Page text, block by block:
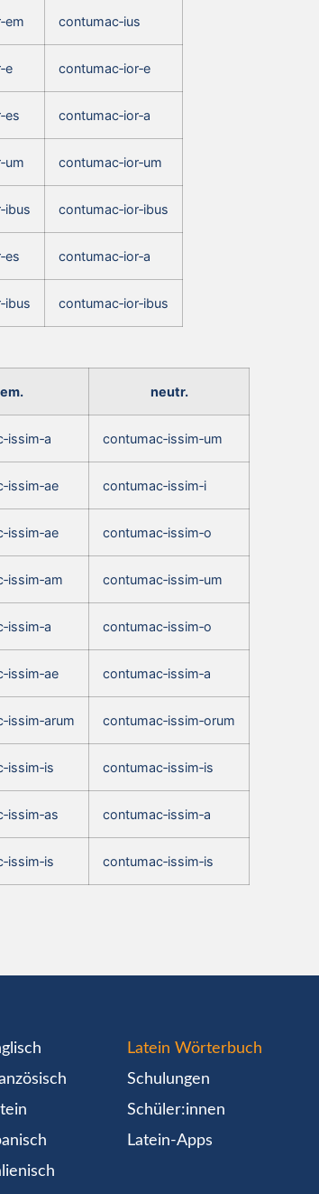
contumac‑ius
contumac‑ior‑e
contumac‑ior‑a
contumac‑ior‑um
contumac‑ior‑ibus
contumac‑ior‑a
contumac‑ior‑ibus
neutr.
contumac‑issim‑um
contumac‑issim‑i
contumac‑issim‑o
contumac‑issim‑um
contumac‑issim‑o
contumac‑issim‑a
contumac‑issim‑orum
contumac‑issim‑is
contumac‑issim‑a
contumac‑issim‑is
Latein Wörterbuch
Schulungen
Schüler:innen
Latein-Apps